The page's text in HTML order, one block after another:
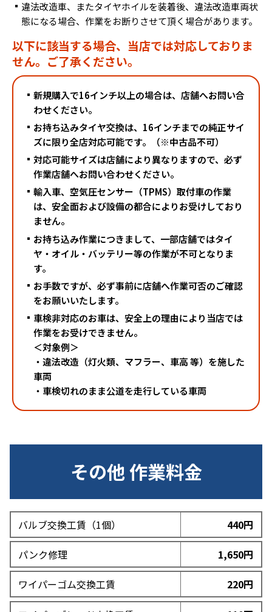
違法改造車、またタイヤホイルを装着後、違法改造車両状
態になる場合、作業をお断りさせて頂く場合があります。
以下に該当する場合、当店では対応しておりま
せん。ご了承ください。
新規購入で16インチ以上の場合は、店舗へお問い合
わせください。
お持ち込みタイヤ交換は、16インチまでの純正サイ
ズに限り全店対応可能です。（※中古品不可）
対応可能サイズは店舗により異なりますので、必ず
作業店舗へお問い合わせください。
輸入車、空気圧センサー（TPMS）取付車の作業
は、安全面および設備の都合によりお受けしており
ません。
お持ち込み作業につきまして、一部店舗ではタイ
ヤ・オイル・バッテリー等の作業が不可となりま
す。
お手数ですが、必ず事前に店舗へ作業可否のご確認
をお願いいたします。
車検非対応のお車は、安全上の理由により当店では
作業をお受けできません。
＜対象例＞
・違法改造（灯火類、マフラー、車高 等）を施した
車両
・車検切れのまま公道を走行している車両
その他 作業料金
バルブ交換工賃（1個） 440円
パンク修理 1,650円
ワイパーゴム交換工賃 220円